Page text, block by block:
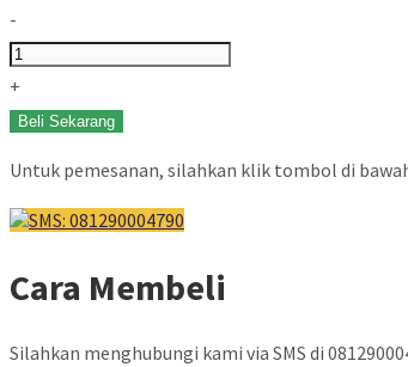
-
+
Beli Sekarang
Untuk pemesanan, silahkan klik tombol di
SMS: 081290004790
Cara Membeli
Silahkan menghubungi kami via SMS di